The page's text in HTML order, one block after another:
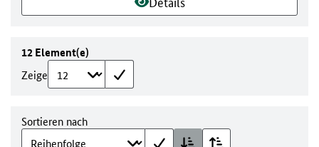
12 Element(e)
Zeige
Sortieren nach